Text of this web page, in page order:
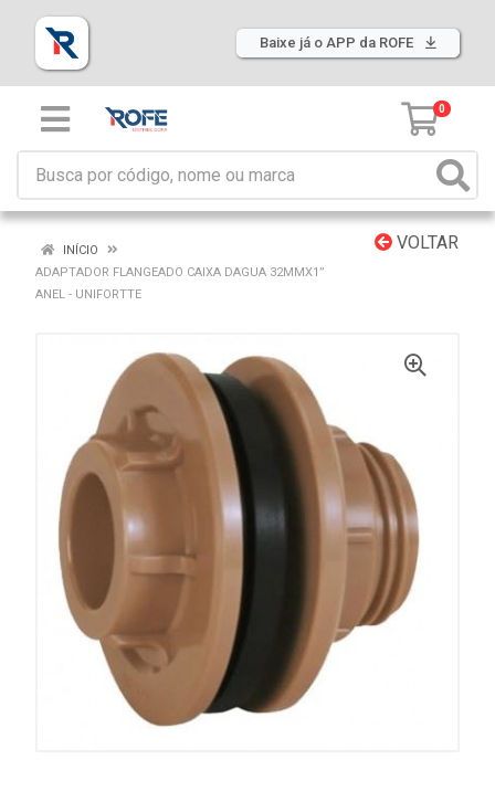
Baixe já o APP da ROFE
0
VOLTAR
INÍCIO
ADAPTADOR FLANGEADO CAIXA DAGUA 32MMX1”
ANEL - UNIFORTTE